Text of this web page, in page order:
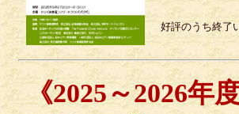
好評のうち終了
《2025～2026年